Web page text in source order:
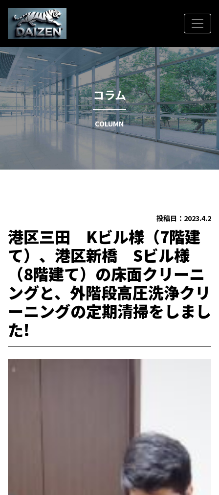
コラム
COLUMN
投稿日：2023.4.2
港区三田 Kビル様（7階建
て）、港区新橋 Sビル様
（8階建て）の床面クリーニ
ングと、外階段高圧洗浄クリ
ーニングの定期清掃をしまし
た!